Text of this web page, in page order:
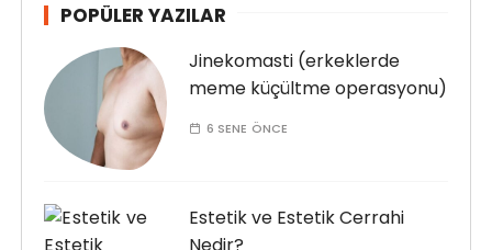
POPÜLER YAZILAR
Jinekomasti (erkeklerde
meme küçültme operasyonu)
6 SENE ÖNCE
Estetik ve Estetik Cerrahi
Nedir?